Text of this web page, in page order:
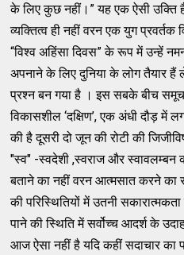
के लिए कुछ नहीं।” यह एक ऐसी उक्ति
व्यक्तित्व ही नहीं वरन एक युग
“विश्व अहिंसा दिवस” के रूप में उन्हें
अपनाने के लिए दुनिया के लोग तैयार
प्रश्न बन गया है । इस सबके बीच समूचा
विकासशील ‘दक्षिण’, एक अंधी दौड़ में
की है दूसरी दो जून की रोटी की
"स्व" -स्वदेशी ,स्वराज और
बताने का नहीं वरन आत्मसात करने
की परिस्थितियों में उतनी
पाने की स्थिति में सर्वोच्च आदर्श के
आज ऐसा नहीं है यदि कहीं सदाचार का